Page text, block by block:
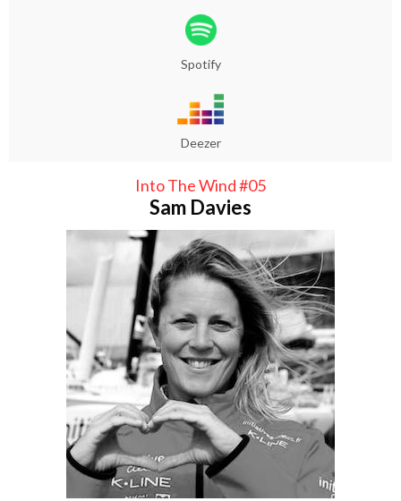
Spotify
Deezer
Into The Wind #05
Sam Davies